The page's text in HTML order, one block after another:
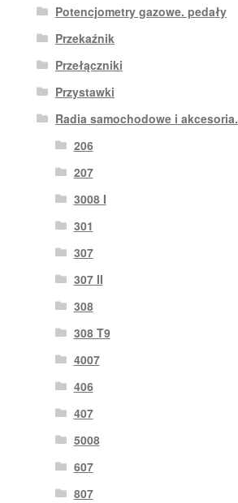
Potencjometry gazowe. pedały
Przekaźnik
Przełączniki
Przystawki
Radia samochodowe i akcesoria.
206
207
3008 I
301
307
307 II
308
308 T9
4007
406
407
5008
607
807